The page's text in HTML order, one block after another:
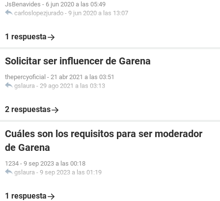
JsBenavides - 6 jun 2020 a las 05:49
carloslopezjurado - 9 jun 2020 a las 13:07
1 respuesta
Solicitar ser influencer de Garena
thepercyoficial - 21 abr 2021 a las 03:51
gslaura - 29 ago 2021 a las 03:13
2 respuestas
Cuáles son los requisitos para ser moderador
de Garena
1234 - 9 sep 2023 a las 00:18
gslaura - 9 sep 2023 a las 01:19
1 respuesta